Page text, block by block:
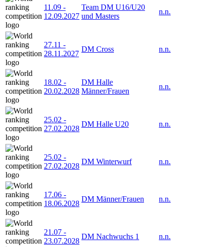
11.09 -
12.09.2027
Team DM U16/U20
und Masters
n.n.
27.11 -
28.11.2027
DM Cross n.n.
18.02 -
20.02.2028
DM Halle
Männer/Frauen
n.n.
25.02 -
27.02.2028
DM Halle U20 n.n.
25.02 -
27.02.2028
DM Winterwurf n.n.
17.06 -
18.06.2028
DM Männer/Frauen n.n.
21.07 -
23.07.2028
DM Nachwuchs 1 n.n.